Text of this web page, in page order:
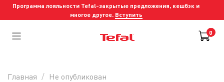
Программа лояльности Tefal-закрытые предложения, кешбэк и
многое другое. Вступить
0
Главная Не опубликован